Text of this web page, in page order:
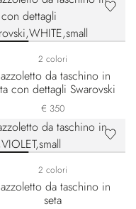
2 colori
da taschino in
con dettagli Swarovski
€ 350
2 colori
da taschino in
seta